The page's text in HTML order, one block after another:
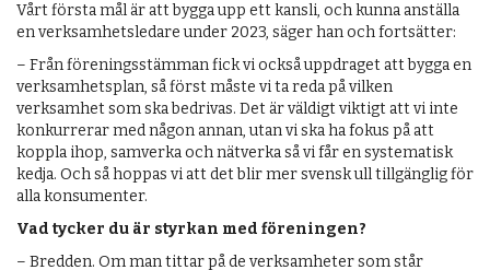
Vårt första mål är att bygga upp ett kansli, och kunna anställa
en verksamhetsledare under 2023, säger han och fortsätter:
– Från föreningsstämman fick vi också uppdraget att bygga en
verksamhetsplan, så först måste vi ta reda på vilken
verksamhet som ska bedrivas. Det är väldigt viktigt att vi inte
konkurrerar med någon annan, utan vi ska ha fokus på att
koppla ihop, samverka och nätverka så vi får en systematisk
kedja. Och så hoppas vi att det blir mer svensk ull tillgänglig för
alla konsumenter.
Vad tycker du är styrkan med föreningen?
– Bredden. Om man tittar på de verksamheter som står